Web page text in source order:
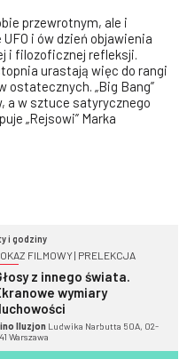
przewrotnym, ale i
i ów dzień objawienia
i filozoficznej refleksji.
urastają więc do rangi
ostatecznych. „Big Bang”
a w sztuce satyrycznego
„Rejsowi” Marka
i godziny
FILMOWY | PRELEKCJA
z innego świata.
wymiary
Iluzjon Ludwika Narbutta 50A, 02-
Warszawa